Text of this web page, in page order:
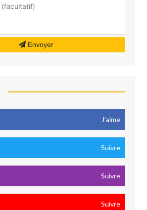
Envoyer
J’aime
Suivre
Suivre
Suivre